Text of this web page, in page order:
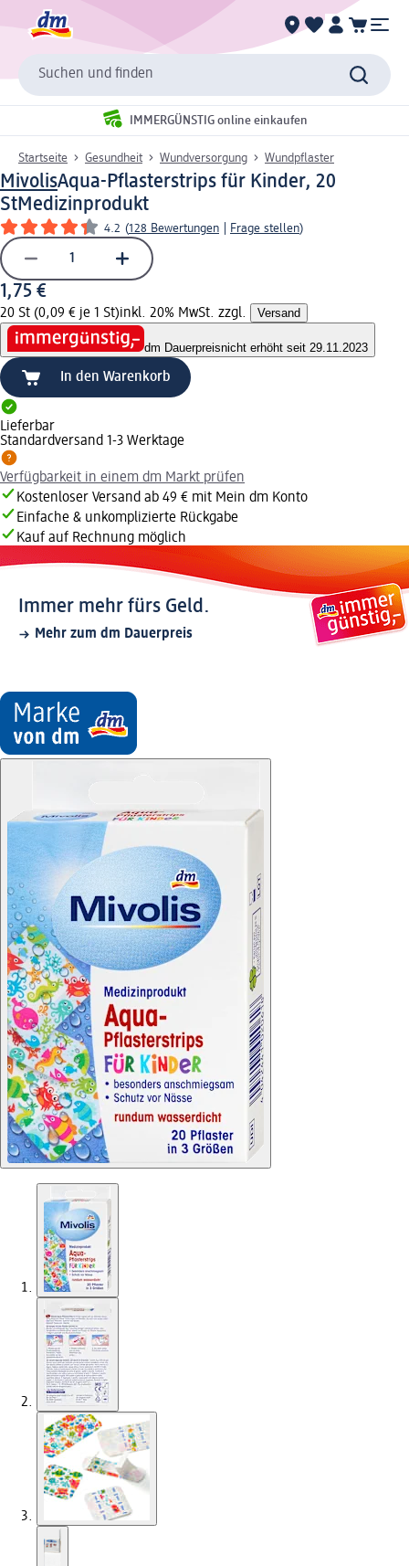
Suchen und finden
IMMERGÜNSTIG online einkaufen
Startseite Gesundheit Wundversorgung Wundpflaster
MivolisAqua-Pflasterstrips für Kinder, 20
StMedizinprodukt
4.2 (128 Bewertungen Frage stellen)
1,75 €
20 St (0,09 € je 1 St)inkl. 20% MwSt. zzgl. Versand
dm Dauerpreisnicht erhöht seit 29.11.2023
In den Warenkorb
Lieferbar
Standardversand 1-3 Werktage
Verfügbarkeit in einem dm Markt prüfen
Kostenloser Versand ab 49 € mit Mein dm Konto
Einfache & unkomplizierte Rückgabe
Kauf auf Rechnung möglich
Immer mehr fürs Geld.
Mehr zum dm Dauerpreis